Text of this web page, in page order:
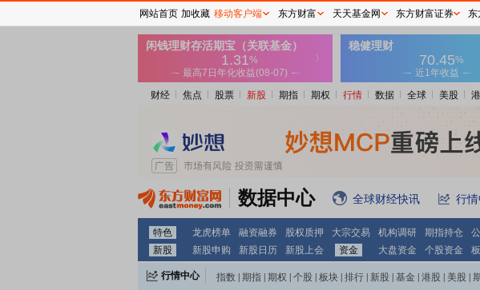
财经 焦点 股票 新股 期指 期权 行情 数据 全球 美股
数据中心 全球财经快讯 行
特色 龙虎榜单 融资融券 股权质押 大宗交易 机构调研 期指持仓
新股
新股申购 新股日历 新股上会 资金 大盘资金 个股资金
行情中心 指数 期指 期权 个股 板块 排行 新股 基金 港股 美股
网站首页 加收藏 移动客户端 东方财富 天天基金网 东方财富证券 东